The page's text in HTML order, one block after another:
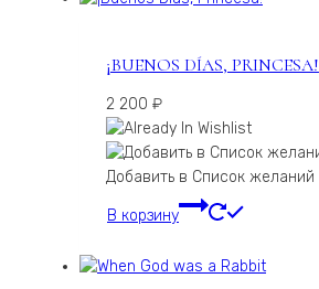
¡BUENOS DÍAS, PRINCESA!
2 200 ₽
Добавить в Список желаний
В корзину